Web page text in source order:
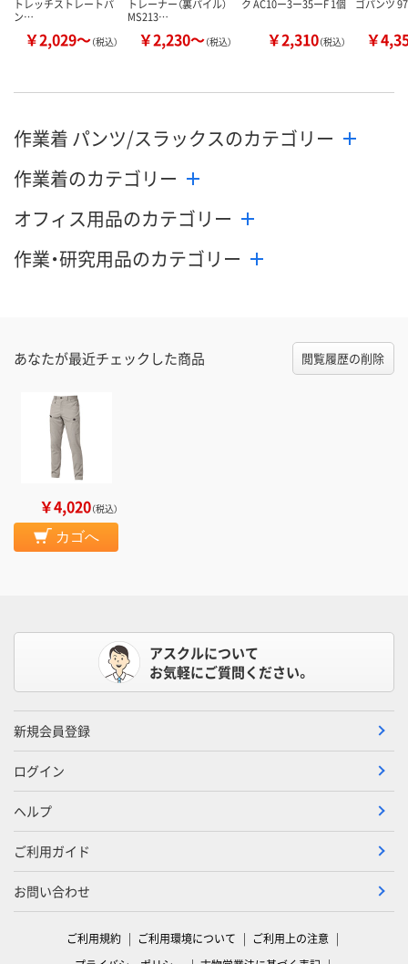
トレッチストレートパ
ン…
￥2,029～（税込）
トレーナー（裏パイル）
MS213…
￥2,230～（税込）
ク AC10ー3ー35ーF 1個
￥2,310（税込）
ゴパンツ
￥
作業着 パンツ/スラックスのカテゴリー
作業着のカテゴリー
オフィス用品のカテゴリー
作業・研究用品のカテゴリー
あなたが最近チェックした商品 閲覧履歴の削除
￥4,020（税込）
カゴへ
アスクルについて
お気軽にご質問ください。
新規会員登録
ログイン
ヘルプ
ご利用ガイド
お問い合わせ
ご利用規約 ご利用環境について
ご利用上の注意